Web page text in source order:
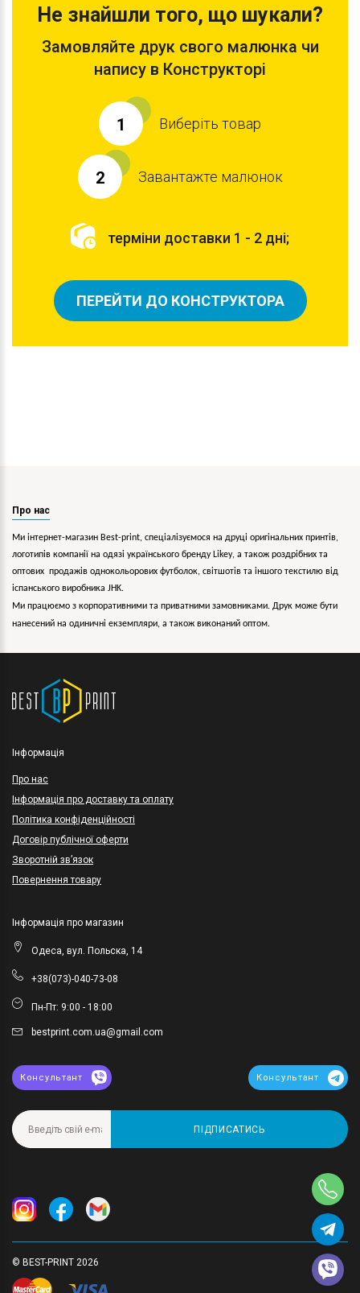
Не знайшли того, що шукали?
Замовляйте друк свого малюнка чи
напису в Конструкторі
1 Виберіть товар
2 Завантажте малюнок
терміни доставки 1 - 2 дні;
ПЕРЕЙТИ ДО КОНСТРУКТОРА
Про нас
Ми інтернет-магазин Best-print, спеціалізуємося на друці оригінальних принтів,
логотипів компанії на одязі українського бренду Likey, а також роздрібних та
оптових продажів однокольорових футболок, світшотів та іншого текстилю від
іспанського виробника JHK.
Ми працюємо з корпоративними та приватними замовниками. Друк може бути
нанесений на одиничні екземпляри, а також виконаний оптом.
Інформація
Про нас
Інформація про доставку та оплату
Політика конфіденційності
Договір публічної оферти
Зворотній зв’язок
Повернення товару
Інформація про магазин
Одеса, вул. Польска, 14
+38(073)-040-73-08
Пн-Пт: 9:00 - 18:00
bestprint.com.ua@gmail.com
Консультант Консультант
ПІДПИСАТИСЬ
© BEST-PRINT 2026